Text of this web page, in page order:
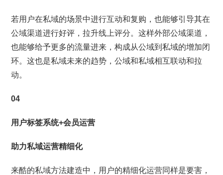
若用户在私域的场景中进行互动和复购，也能够引导其在
公域渠道进行好评，拉升线上评分。这样外部公域渠道，
也能够给予更多的流量进来，构成从公域到私域的增加闭
环。这也是私域未来的趋势，公域和私域相互联动和拉
动。
04
用户标签系统+会员运营
助力私域运营精细化
来酷的私域方法建造中，用户的精细化运营同样是要害，